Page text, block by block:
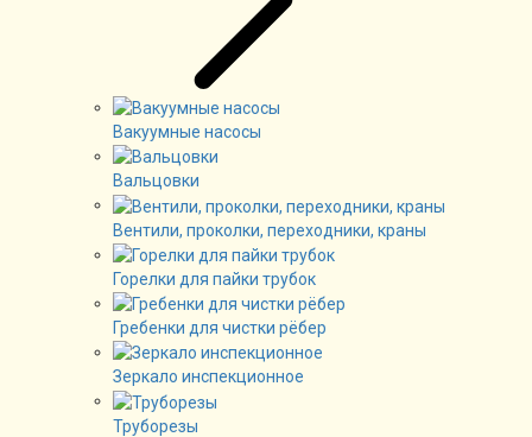
Вакуумные насосы
Вальцовки
Вентили, проколки, переходники, краны
Горелки для пайки трубок
Гребенки для чистки рёбер
Зеркало инспекционное
Труборезы